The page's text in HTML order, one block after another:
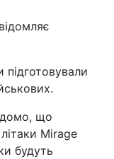
підготовували
що
Mirage
будуть